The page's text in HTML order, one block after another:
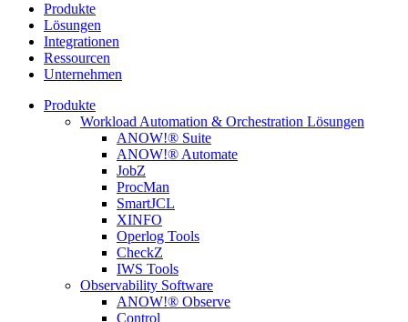
Produkte
Lösungen
Integrationen
Ressourcen
Unternehmen
Produkte
Workload Automation & Orchestration Lösungen
ANOW!® Suite
ANOW!® Automate
JobZ
ProcMan
SmartJCL
XINFO
Operlog Tools
CheckZ
IWS Tools
Observability Software
ANOW!® Observe
Control